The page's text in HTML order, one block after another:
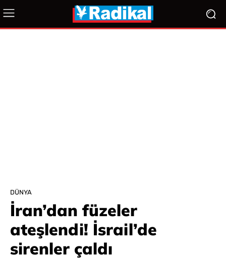
DÜNYA
İran’dan füzeler
ateşlendi! İsrail’de
sirenler çaldı